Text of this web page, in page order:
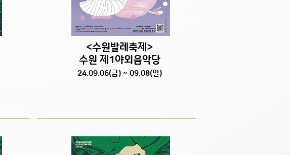
<수원발레축제>
수원 제1야외음악당
24.09.06(금) ~ 09.08(일)